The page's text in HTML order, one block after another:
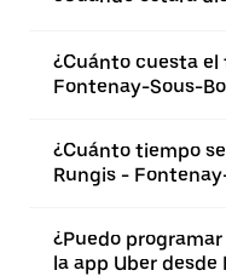
¿Cuánto cuesta
Fontenay-Sous-
¿Cuánto tiempo
Rungis -
¿Puedo
la app Uber desde